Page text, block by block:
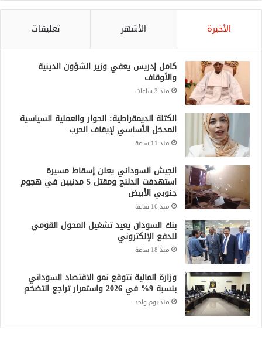
الأخيرة الأشهر تعليقات
كامل إدريس يعفي وزير الشؤون الدينية
والأوقاف
منذ 3 ساعات
الكتلة الديمقراطية: الحوار والعملية السياسية
المدخل الأساسي لإيقاف الحرب
منذ 11 ساعة
الجيش السوداني يعلن إسقاط مسيرة
استهدفت الدلنج ومقتل 5 مدنيين في هجوم
جنوبي الأبيض
منذ 16 ساعة
بنك السودان يعيد تشغيل المحول القومي
للدفع الإلكتروني
منذ 18 ساعة
وزارة المالية تتوقع نمو الاقتصاد السوداني
بنسبة 9% في 2026 واستمرار تراجع التضخم
منذ يوم واحد